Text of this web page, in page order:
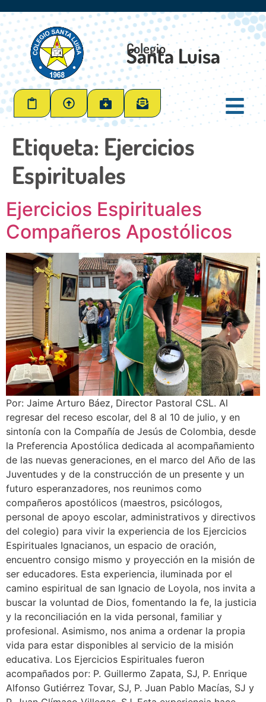
Colegio
Santa Luisa
Etiqueta: Ejercicios
Espirituales
Ejercicios Espirituales
Compañeros Apostólicos
Por: Jaime Arturo Báez, Director Pastoral CSL. Al
regresar del receso escolar, del 8 al 10 de julio, y en
sintonía con la Compañía de Jesús de Colombia, desde
la Preferencia Apostólica dedicada al acompañamiento
de las nuevas generaciones, en el marco del Año de las
Juventudes y de la construcción de un presente y un
futuro esperanzadores, nos reunimos como
compañeros apostólicos (maestros, psicólogos,
personal de apoyo escolar, administrativos y directivos
del colegio) para vivir la experiencia de los Ejercicios
Espirituales Ignacianos, un espacio de oración,
encuentro consigo mismo y proyección en la misión de
ser educadores. Esta experiencia, iluminada por el
camino espiritual de san Ignacio de Loyola, nos invita a
buscar la voluntad de Dios, fomentando la fe, la justicia
y la reconciliación en la vida personal, familiar y
profesional. Asimismo, nos anima a ordenar la propia
vida para estar disponibles al servicio de la misión
educativa. Los Ejercicios Espirituales fueron
acompañados por: P. Guillermo Zapata, SJ, P. Enrique
Alfonso Gutiérrez Tovar, SJ, P. Juan Pablo Macías, SJ y